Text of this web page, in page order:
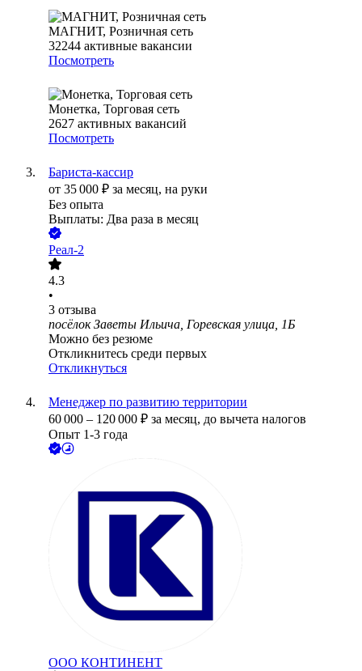
МАГНИТ, Розничная сеть
32244 активные вакансии
Посмотреть
Монетка, Торговая сеть
2627 активных вакансий
Посмотреть
Бариста-кассир
от 35 000 ₽ за месяц, на руки
Без опыта
Выплаты: Два раза в месяц
Реал-2
4.3
•
3 отзыва
посёлок Заветы Ильича, Горевская улица, 1Б
Можно без резюме
Откликнитесь среди первых
Откликнуться
Менеджер по развитию территории
60 000 – 120 000 ₽ за месяц, до вычета налогов
Опыт 1-3 года
ООО КОНТИНЕНТ